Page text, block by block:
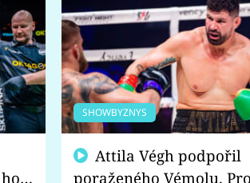
SHOWBYZNYS
poraženého Vémolu.